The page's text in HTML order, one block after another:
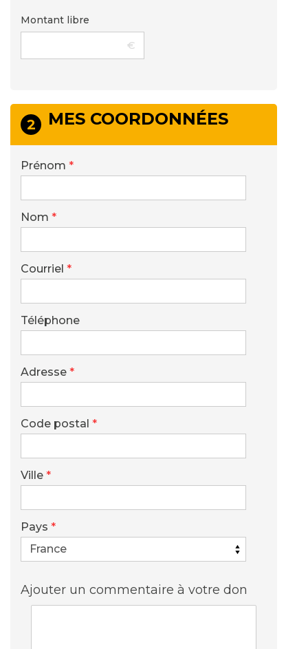
Montant libre
2 MES COORDONNÉES
Prénom *
Nom *
Courriel *
Téléphone
Adresse *
Code postal *
Ville *
Pays *
Ajouter un commentaire à votre don